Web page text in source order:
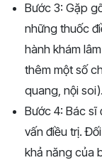
Bước 3: Gặp
những thuốc
hành khám
thêm một số
quang, nội soi).
Bước 4: Bác sĩ
vấn điều trị.
khả năng của